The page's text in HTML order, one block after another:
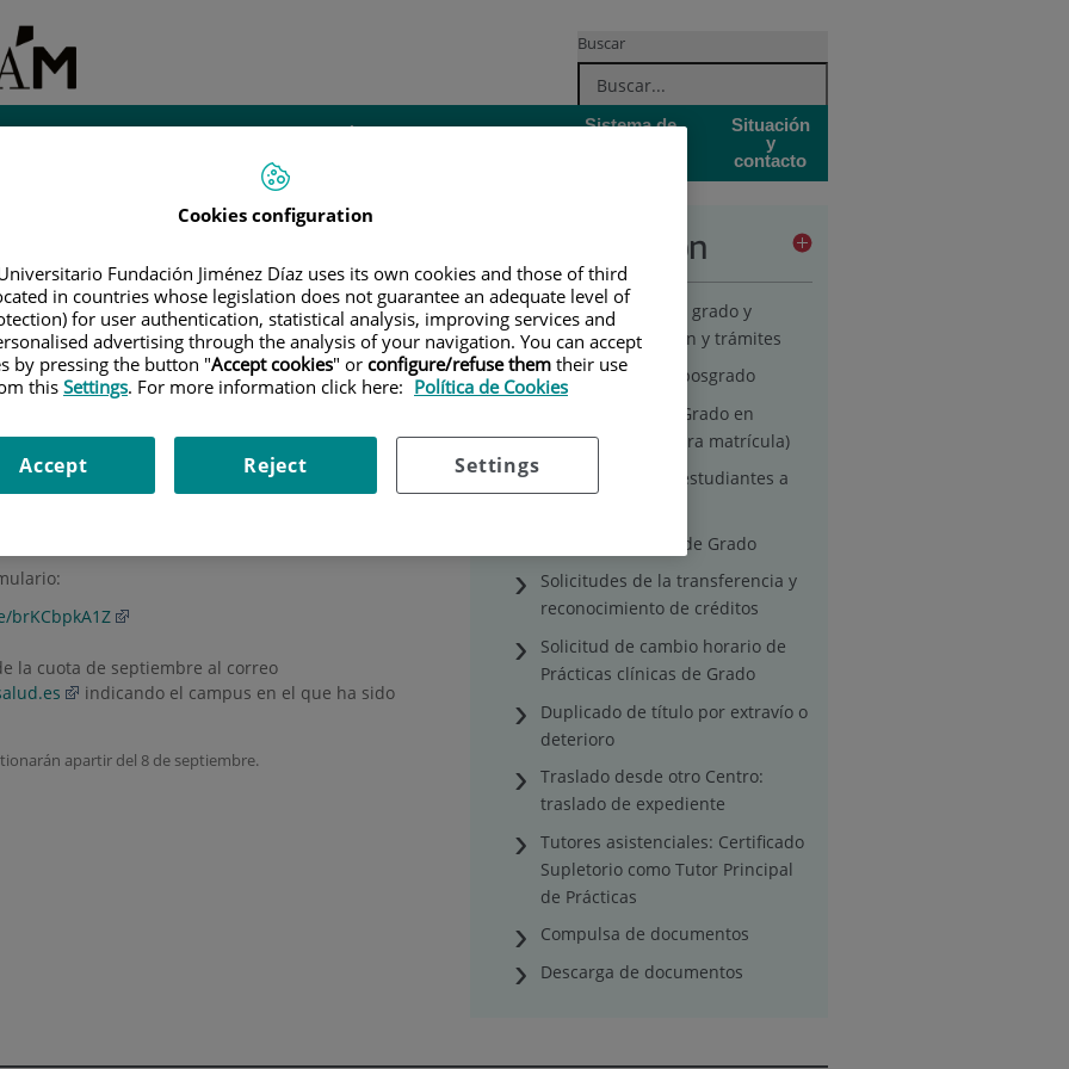
Buscar
Investigación e
Sistema de
Situación
y
contacto
DE GRADO Y POSGRADO|MATRICULACIÓN EN GRADO EN
|INFORMACIÓN ADICIONAL: ¿QUÉ OCURRE CON LA
¿Qué ocurre con la
si anulo matrícula?
de matrícula se procederá a la devolución del 50% de
los 15 días naturales posteriores a la matrícula. Posterior a
brKCbpkA1Z
la cuota de septiembre al correo
indicando el campus en el que ha sido
apartir del 8 de septiembre.
Administración
Secretaría académica grado y
posgrado: información y trámites
Trámites de grado y posgrado
Matriculación en Grado en
Enfermería (primera matrícula)
Matriculación de estudiantes a
Gestión del título de Grado
Solicitudes de la transferencia y
reconocimiento de créditos
Solicitud de cambio horario de
Prácticas clínicas de Grado
Duplicado de título por extravío o
deterioro
Traslado desde otro Centro:
traslado de expediente
Tutores asistenciales: Certificado
Supletorio como Tutor Principal
de Prácticas
Compulsa de documentos
Descarga de documentos
Cookies configuration
Fundación Jiménez Díaz uses its own cookies and those of third
in countries whose legislation does not guarantee an adequate level of
for user authentication, statistical analysis, improving services and
advertising through the analysis of your navigation. You can accept
by pressing the button "Accept cookies" or configure/refuse them their use
thisSettings. For more information click here: Política de Cookies
Settings
Reject
Accept